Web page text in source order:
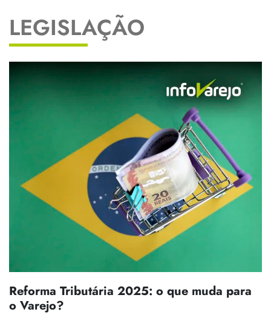
LEGISLAÇÃO
Reforma Tributária 2025: o que muda para
o Varejo?